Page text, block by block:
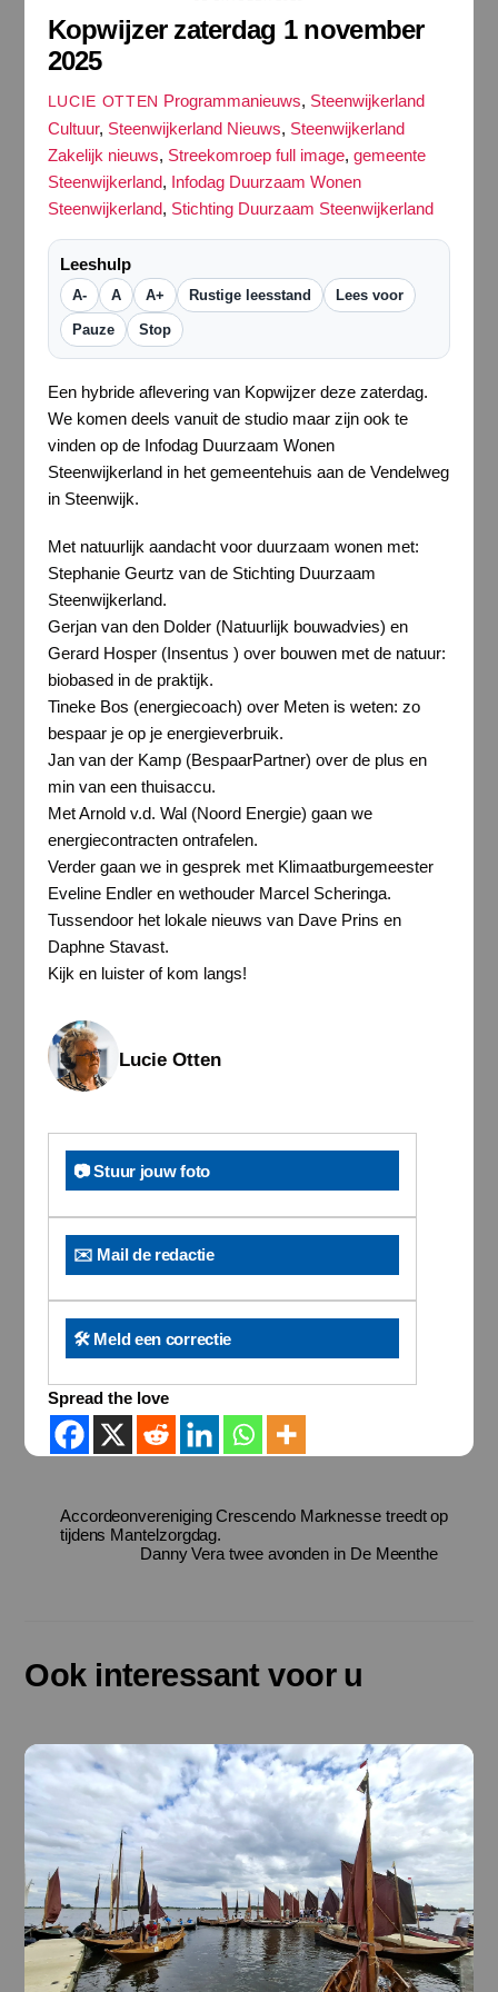
Kopwijzer zaterdag 1 november
2025
LUCIE OTTEN Programmanieuws, Steenwijkerland
Cultuur, Steenwijkerland Nieuws, Steenwijkerland
Zakelijk nieuws, Streekomroep full image, gemeente
Steenwijkerland, Infodag Duurzaam Wonen
Steenwijkerland, Stichting Duurzaam Steenwijkerland
Leeshulp
A- A A+ Rustige leesstand Lees voor
Pauze Stop
Een hybride aflevering van Kopwijzer deze zaterdag.
We komen deels vanuit de studio maar zijn ook te
vinden op de Infodag Duurzaam Wonen
Steenwijkerland in het gemeentehuis aan de Vendelweg
in Steenwijk.
Met natuurlijk aandacht voor duurzaam wonen met:
Stephanie Geurtz van de Stichting Duurzaam
Steenwijkerland.
Gerjan van den Dolder (Natuurlijk bouwadvies) en
Gerard Hosper (Insentus ) over bouwen met de natuur:
biobased in de praktijk.
Tineke Bos (energiecoach) over Meten is weten: zo
bespaar je op je energieverbruik.
Jan van der Kamp (BespaarPartner) over de plus en
min van een thuisaccu.
Met Arnold v.d. Wal (Noord Energie) gaan we
energiecontracten ontrafelen.
Verder gaan we in gesprek met Klimaatburgemeester
Eveline Endler en wethouder Marcel Scheringa.
Tussendoor het lokale nieuws van Dave Prins en
Daphne Stavast.
Kijk en luister of kom langs!
Lucie Otten
📷 Stuur jouw foto
✉️ Mail de redactie
🛠️ Meld een correctie
Spread the love
Accordeonvereniging Crescendo Marknesse treedt op
tijdens Mantelzorgdag.
Danny Vera twee avonden in De Meenthe
Ook interessant voor u